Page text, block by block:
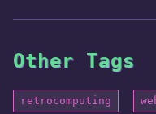
Other Tags
retrocomputing